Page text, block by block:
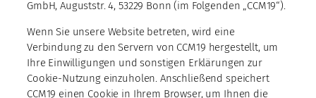
GmbH, Auguststr. 4, 53229 Bonn (im Folgenden „CCM19“).
Wenn Sie unsere Website betreten, wird eine
Verbindung zu den Servern von CCM19 hergestellt, um
Ihre Einwilligungen und sonstigen Erklärungen zur
Cookie-Nutzung einzuholen. Anschließend speichert
CCM19 einen Cookie in Ihrem Browser, um Ihnen die